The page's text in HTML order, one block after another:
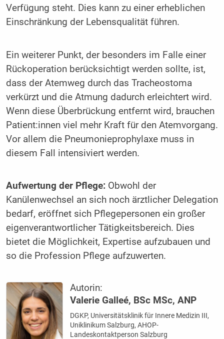
Verfügung steht. Dies kann zu einer erheblichen
Einschränkung der Lebensqualität führen.
Ein weiterer Punkt, der besonders im Falle einer
Rückoperation berücksichtigt werden sollte, ist,
dass der Atemweg durch das Tracheostoma
verkürzt und die Atmung dadurch erleichtert wird.
Wenn diese Überbrückung entfernt wird, brauchen
Patient:innen viel mehr Kraft für den Atemvorgang.
Vor allem die Pneumonieprophylaxe muss in
diesem Fall intensiviert werden.
Aufwertung der Pflege:Obwohl der
Kanülenwechsel an sich noch ärztlicher Delegation
bedarf, eröffnet sich Pflegepersonen ein großer
eigenverantwortlicher Tätigkeitsbereich. Dies
bietet die Möglichkeit, Expertise aufzubauen und
so die Profession Pflege aufzuwerten.
Autorin:
Valerie Galleé, BSc MSc, ANP
DGKP, Universitätsklinik für Innere Medizin III,
Uniklinikum Salzburg, AHOP-
Landeskontaktperson Salzburg